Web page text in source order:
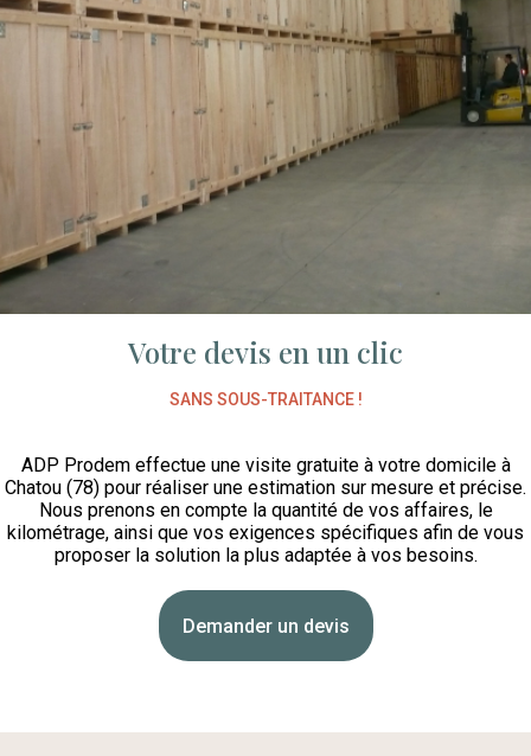
Votre devis en un clic
SANS SOUS-TRAITANCE !
ADP Prodem effectue une visite gratuite à votre domicile à
Chatou (78) pour réaliser une estimation sur mesure et précise.
Nous prenons en compte la quantité de vos affaires, le
kilométrage, ainsi que vos exigences spécifiques afin de vous
proposer la solution la plus adaptée à vos besoins.
Demander un devis